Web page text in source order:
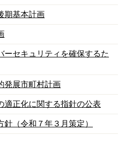
期基本計画
ーセキュリティを確保するた
発展市町村計画
適正化に関する指針の公表
（令和７年３月策定）